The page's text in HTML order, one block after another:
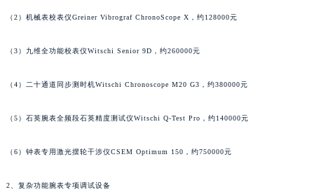
（2）机械表校表仪Greiner Vibrograf ChronoScope X，约128000元
（3）九维全功能校表仪Witschi Senior 9D，约260000元
（4）二十通道同步测时机Witschi Chronoscope M20 G3，约380000元
（5）石英腕表全频段石英精度测试仪Witschi Q-Test Pro，约140000元
（6）钟表专用激光摆轮干涉仪CSEM Optimum 150，约750000元
2、复杂功能腕表专项调试设备